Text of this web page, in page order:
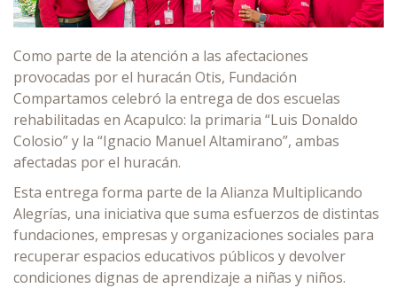
Como parte de la atención a las afectaciones
provocadas por el huracán Otis, Fundación
Compartamos celebró la entrega de dos escuelas
rehabilitadas en Acapulco: la primaria “Luis Donaldo
Colosio” y la “Ignacio Manuel Altamirano”, ambas
afectadas por el huracán.
Esta entrega forma parte de la Alianza Multiplicando
Alegrías, una iniciativa que suma esfuerzos de distintas
fundaciones, empresas y organizaciones sociales para
recuperar espacios educativos públicos y devolver
condiciones dignas de aprendizaje a niñas y niños.